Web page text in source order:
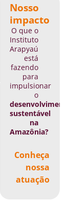
Nosso
impacto
O que o
Instituto
Arapyaú
está
fazendo
para
impulsionar
o
sustentável
na
Amazônia?
Conheça
nossa
atuação